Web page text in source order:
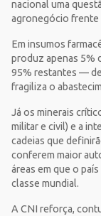
nacional uma
agronegócio frente
Em insumos
produz apenas 5%
95% restantes —
fragiliza o
Já os minerais
militar e civil) e a
cadeias que
conferem maior
áreas em que o
classe mundial.
A CNI reforça,